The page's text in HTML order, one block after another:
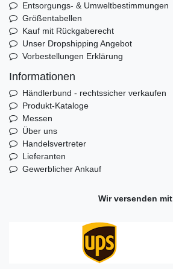
Entsorgungs- & Umweltbestimmungen
Größentabellen
Kauf mit Rückgaberecht
Unser Dropshipping Angebot
Vorbestellungen Erklärung
Informationen
Händlerbund - rechtssicher verkaufen
Produkt-Kataloge
Messen
Über uns
Handelsvertreter
Lieferanten
Gewerblicher Ankauf
Wir versenden mit